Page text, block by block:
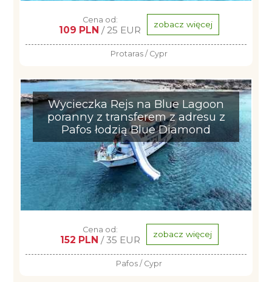
Cena od:
109 PLN / 25 EUR zobacz więcej
Protaras / Cypr
Wycieczka Rejs na Blue Lagoon
poranny z transferem z adresu z
Pafos łodzią Blue Diamond
Cena od:
152 PLN / 35 EUR zobacz więcej
Pafos / Cypr